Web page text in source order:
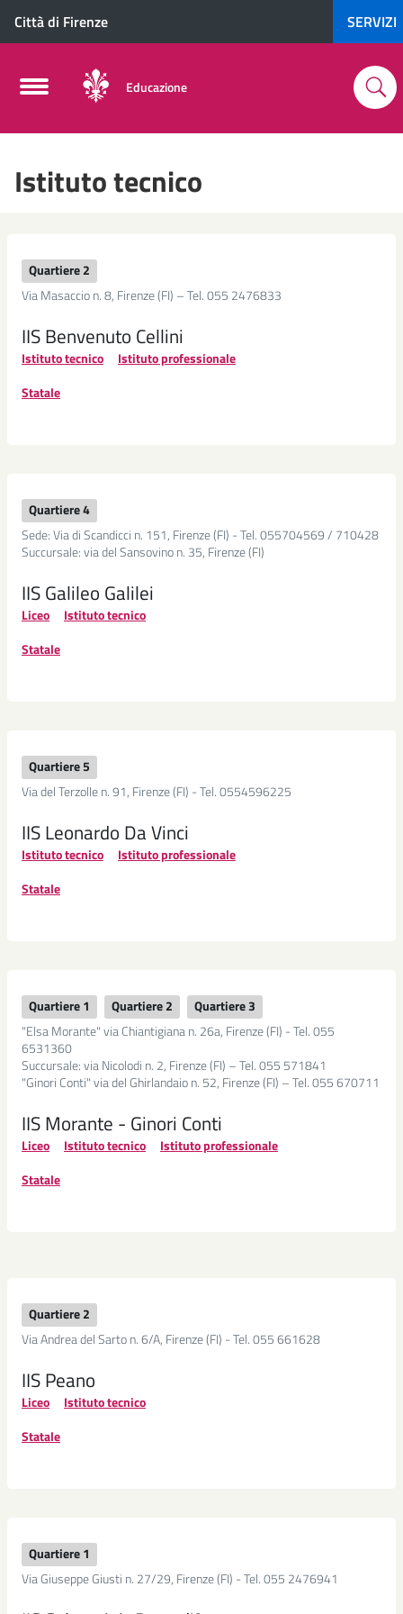
Città di Firenze SERVIZI
Educazione
Istituto tecnico
Quartiere 2
Via Masaccio n. 8, Firenze (FI) – Tel. 055 2476833
IIS Benvenuto Cellini
Istituto tecnico
Istituto professionale
Statale
Quartiere 4
Sede: Via di Scandicci n. 151, Firenze (FI) - Tel. 055704569 / 710428
Succursale: via del Sansovino n. 35, Firenze (FI)
IIS Galileo Galilei
Liceo
Istituto tecnico
Statale
Quartiere 5
Via del Terzolle n. 91, Firenze (FI) - Tel. 0554596225
IIS Leonardo Da Vinci
Istituto tecnico
Istituto professionale
Statale
Quartiere 1 Quartiere 2
Quartiere 3
"Elsa Morante" via Chiantigiana n. 26a, Firenze (FI) - Tel. 055
6531360
Succursale: via Nicolodi n. 2, Firenze (FI) – Tel. 055 571841
"Ginori Conti" via del Ghirlandaio n. 52, Firenze (FI) – Tel. 055 670711
IIS Morante - Ginori Conti
Liceo Istituto tecnico
Istituto professionale
Statale
Quartiere 2
Via Andrea del Sarto n. 6/A, Firenze (FI) - Tel. 055 661628
IIS Peano
Liceo
Istituto tecnico
Statale
Quartiere 1
Via Giuseppe Giusti n. 27/29, Firenze (FI) - Tel. 055 2476941